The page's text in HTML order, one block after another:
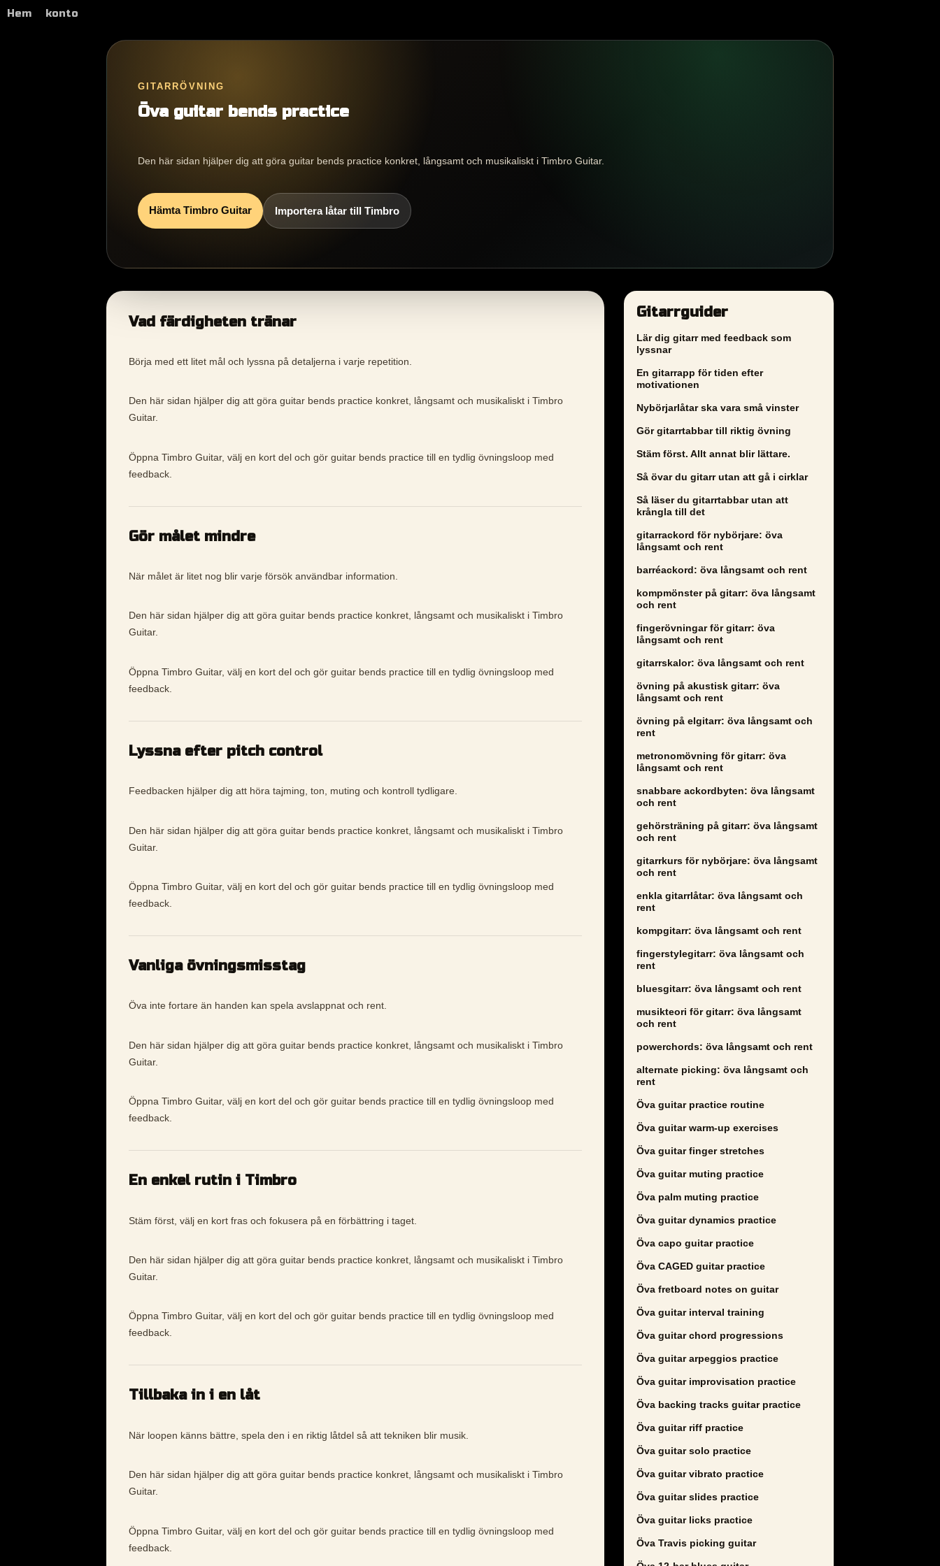
Hem konto
GITARRÖVNING
Öva guitar bends practice
Den här sidan hjälper dig att göra guitar bends practice konkret, långsamt och musikaliskt i Timbro Guitar.
Hämta Timbro Guitar Importera låtar till Timbro
Vad färdigheten tränar
Börja med ett litet mål och lyssna på detaljerna i varje repetition.
Den här sidan hjälper dig att göra guitar bends practice konkret, långsamt och musikaliskt i Timbro
Guitar.
Öppna Timbro Guitar, välj en kort del och gör guitar bends practice till en tydlig övningsloop med
feedback.
Gör målet mindre
När målet är litet nog blir varje försök användbar information.
Den här sidan hjälper dig att göra guitar bends practice konkret, långsamt och musikaliskt i Timbro
Guitar.
Öppna Timbro Guitar, välj en kort del och gör guitar bends practice till en tydlig övningsloop med
feedback.
Lyssna efter pitch control
Feedbacken hjälper dig att höra tajming, ton, muting och kontroll tydligare.
Den här sidan hjälper dig att göra guitar bends practice konkret, långsamt och musikaliskt i Timbro
Guitar.
Öppna Timbro Guitar, välj en kort del och gör guitar bends practice till en tydlig övningsloop med
feedback.
Vanliga övningsmisstag
Öva inte fortare än handen kan spela avslappnat och rent.
Den här sidan hjälper dig att göra guitar bends practice konkret, långsamt och musikaliskt i Timbro
Guitar.
Öppna Timbro Guitar, välj en kort del och gör guitar bends practice till en tydlig övningsloop med
feedback.
En enkel rutin i Timbro
Stäm först, välj en kort fras och fokusera på en förbättring i taget.
Den här sidan hjälper dig att göra guitar bends practice konkret, långsamt och musikaliskt i Timbro
Guitar.
Öppna Timbro Guitar, välj en kort del och gör guitar bends practice till en tydlig övningsloop med
feedback.
Tillbaka in i en låt
När loopen känns bättre, spela den i en riktig låtdel så att tekniken blir musik.
Den här sidan hjälper dig att göra guitar bends practice konkret, långsamt och musikaliskt i Timbro
Guitar.
Öppna Timbro Guitar, välj en kort del och gör guitar bends practice till en tydlig övningsloop med
feedback.
Gitarrguider
Lär dig gitarr med feedback som
lyssnar
En gitarrapp för tiden efter
motivationen
Nybörjarlåtar ska vara små vinster
Gör gitarrtabbar till riktig övning
Stäm först. Allt annat blir lättare.
Så övar du gitarr utan att gå i cirklar
Så läser du gitarrtabbar utan att
krångla till det
gitarrackord för nybörjare: öva
långsamt och rent
barréackord: öva långsamt och rent
kompmönster på gitarr: öva långsamt
och rent
fingerövningar för gitarr: öva
långsamt och rent
gitarrskalor: öva långsamt och rent
övning på akustisk gitarr: öva
långsamt och rent
övning på elgitarr: öva långsamt och
rent
metronomövning för gitarr: öva
långsamt och rent
snabbare ackordbyten: öva långsamt
och rent
gehörsträning på gitarr: öva långsamt
och rent
gitarrkurs för nybörjare: öva långsamt
och rent
enkla gitarrlåtar: öva långsamt och
rent
kompgitarr: öva långsamt och rent
fingerstylegitarr: öva långsamt och
rent
bluesgitarr: öva långsamt och rent
musikteori för gitarr: öva långsamt
och rent
powerchords: öva långsamt och rent
alternate picking: öva långsamt och
rent
Öva guitar practice routine
Öva guitar warm-up exercises
Öva guitar finger stretches
Öva guitar muting practice
Öva palm muting practice
Öva guitar dynamics practice
Öva capo guitar practice
Öva CAGED guitar practice
Öva fretboard notes on guitar
Öva guitar interval training
Öva guitar chord progressions
Öva guitar arpeggios practice
Öva guitar improvisation practice
Öva backing tracks guitar practice
Öva guitar riff practice
Öva guitar solo practice
Öva guitar vibrato practice
Öva guitar slides practice
Öva guitar licks practice
Öva Travis picking guitar